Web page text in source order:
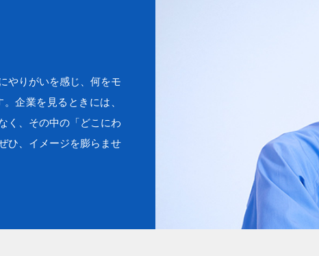
やりがいを感じ、何をモ
企業を見るときには、
く、その中の「どこにわ
ひ、イメージを膨らませ